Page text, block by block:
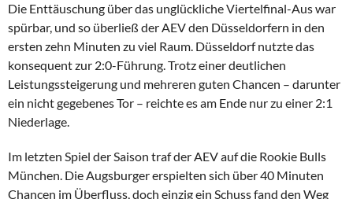
Die Enttäuschung über das unglückliche Viertelfinal-Aus war
spürbar, und so überließ der AEV den Düsseldorfern in den
ersten zehn Minuten zu viel Raum. Düsseldorf nutzte das
konsequent zur 2:0-Führung. Trotz einer deutlichen
Leistungssteigerung und mehreren guten Chancen – darunter
ein nicht gegebenes Tor – reichte es am Ende nur zu einer 2:1
Niederlage.
Im letzten Spiel der Saison traf der AEV auf die Rookie Bulls
München. Die Augsburger erspielten sich über 40 Minuten
Chancen im Überfluss, doch einzig ein Schuss fand den Weg